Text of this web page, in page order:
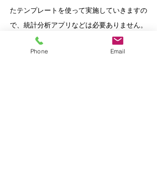
たテンプレートを使って実施していきますの
で、統計分析アプリなどは必要ありません。
せひ当コースを受講し、理系の経歴がない方
にも、こうしたデータ収集と分析の技術を身
Phone Email